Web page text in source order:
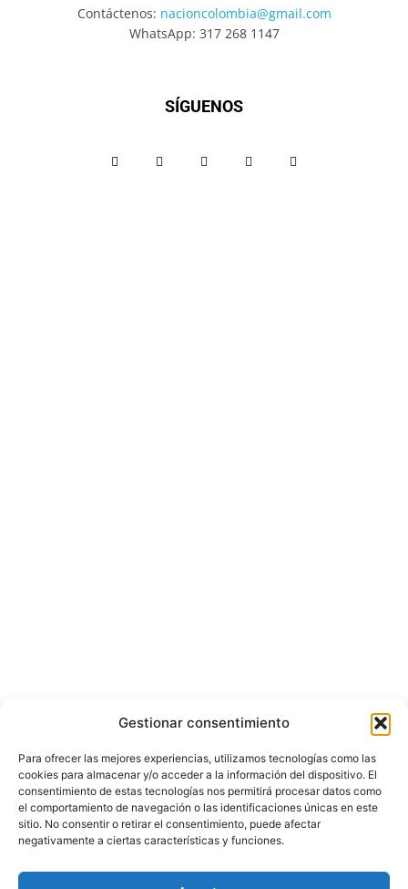
Gestionar consentimiento
Para ofrecer las mejores experiencias, utilizamos tecnologías como las
cookies para almacenar y/o acceder a la información del dispositivo. El
consentimiento de estas tecnologías nos permitirá procesar datos como
el comportamiento de navegación o las identificaciones únicas en este
sitio. No consentir o retirar el consentimiento, puede afectar
negativamente a ciertas características y funciones.
Contáctenos: nacioncolombia@gmail.com
WhatsApp: 317 268 1147
SÍGUENOS